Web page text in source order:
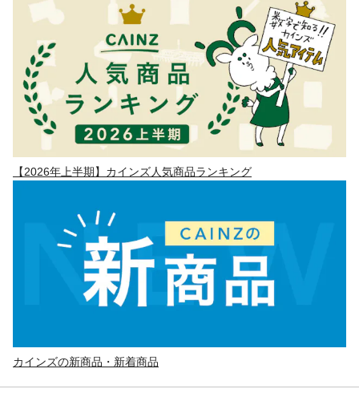
【2026年上半期】カインズ人気商品ランキング
カインズの新商品・新着商品